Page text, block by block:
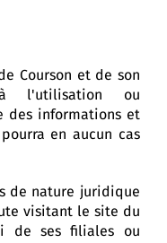
Courson et de son
l'utilisation ou
des informations et
en aucun cas
de nature juridique
visitant le site du
de ses filiales ou